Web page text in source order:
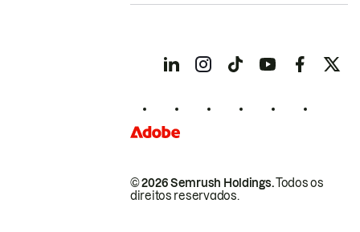
© 2026 Semrush Holdings.Todos os
direitos reservados.